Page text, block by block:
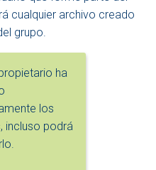
cualquier archivo creado
grupo.
ha
los
incluso podrá